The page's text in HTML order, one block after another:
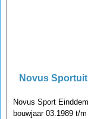
Novus
Novus Sport
bouwjaar 03.1989 t/